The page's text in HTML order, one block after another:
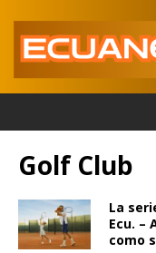
Golf Club
La
Ecu. –
como